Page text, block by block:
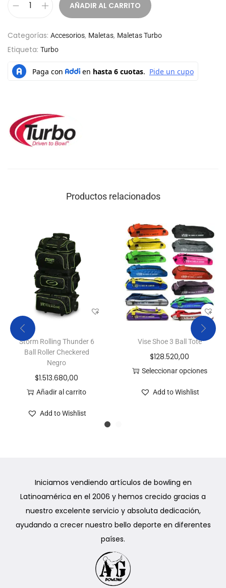
AÑADIR AL CARRITO
Categorías: Accesorios, Maletas, Maletas Turbo
Etiqueta: Turbo
Productos relacionados
Storm Rolling Thunder 6
Ball Roller Checkered
Negro
$1.513.680,00
Añadir al carrito
Add to Wishlist
Vise Shoe 3 Ball Tote
$128.520,00
Seleccionar opciones
Add to Wishlist
Iniciamos vendiendo artículos de bowling en
Latinoamérica en el 2006 y hemos crecido gracias a
nuestro excelente servicio y absoluta dedicación,
ayudando a crecer nuestro bello deporte en diferentes
países.